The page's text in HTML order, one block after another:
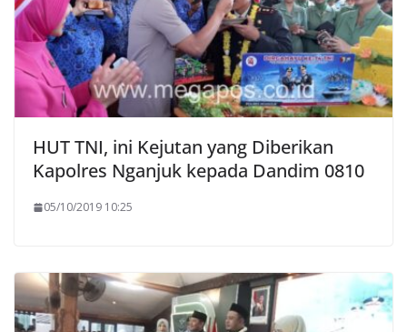
HUT TNI, ini Kejutan yang Diberikan
Kapolres Nganjuk kepada Dandim 0810
05/10/2019 10:25